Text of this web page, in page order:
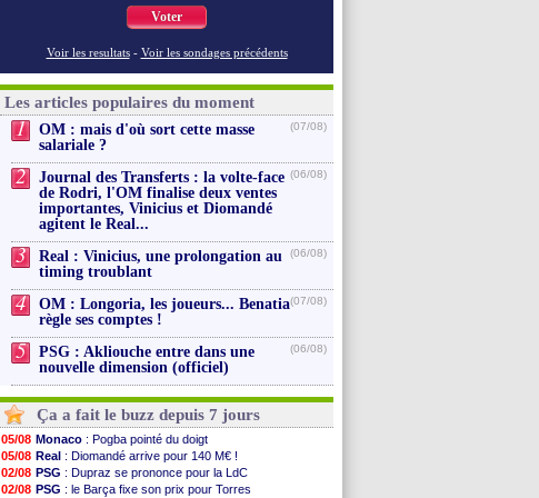
Voter
Voir les resultats - Voir les sondages précédents
Les articles populaires du moment
1
OM : mais d'où sort cette masse
salariale ?
(07/08)
2
Journal des Transferts : la volte-face
de Rodri, l'OM finalise deux ventes
importantes, Vinicius et Diomandé
agitent le Real...
(06/08)
3
Real : Vinicius, une prolongation au
timing troublant
(06/08)
4
OM : Longoria, les joueurs... Benatia
règle ses comptes !
(07/08)
5
PSG : Akliouche entre dans une
nouvelle dimension (officiel)
(06/08)
Ça a fait le buzz depuis 7 jours
05/08 Monaco : Pogba pointé du doigt
05/08 Real : Diomandé arrive pour 140 M€ !
02/08 PSG : Dupraz se prononce pour la LdC
02/08 PSG : le Barça fixe son prix pour Torres